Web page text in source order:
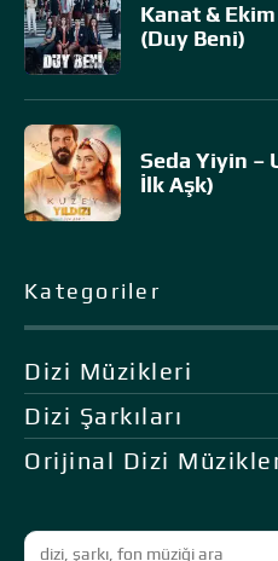
Kanat &
(Duy Beni)
Seda Yiyin –
İlk Aşk)
Kategoriler
Dizi Müzikleri
Dizi Şarkıları
Orijinal Dizi